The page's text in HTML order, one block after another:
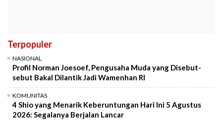
Terpopuler
NASIONAL
Profil Norman Joesoef, Pengusaha Muda yang Disebut-
sebut Bakal Dilantik Jadi Wamenhan RI
KOMUNITAS
4 Shio yang Menarik Keberuntungan Hari Ini 5 Agustus
2026: Segalanya Berjalan Lancar